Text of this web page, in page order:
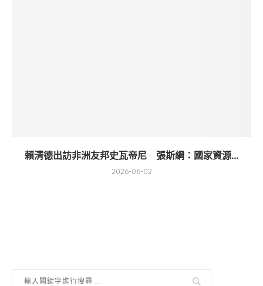
賴清德出訪非洲友邦史瓦帝尼 張斯綱：國家資源...
2026-06-02